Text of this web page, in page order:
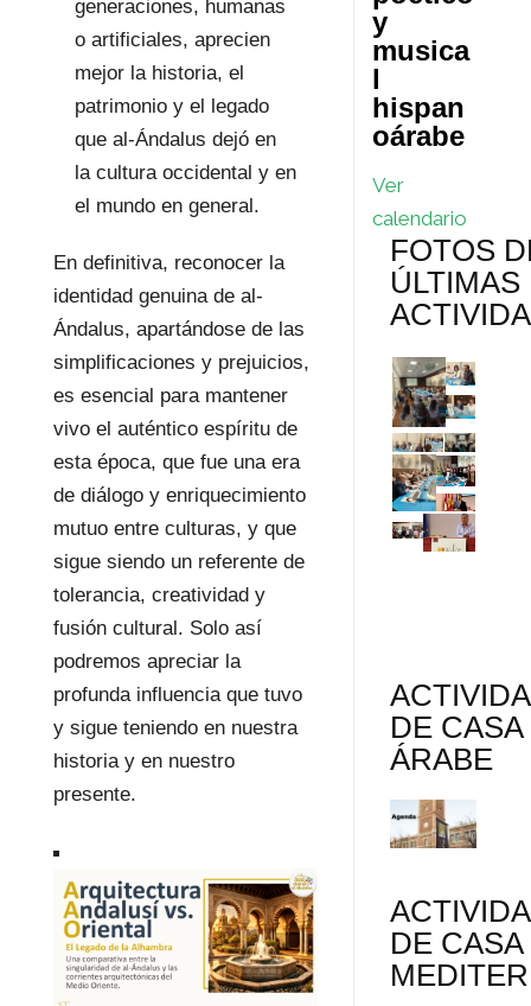
generaciones, humanas
o artificiales, aprecien
mejor la historia, el
patrimonio y el legado
que al-Ándalus dejó en
la cultura occidental y en
el mundo en general.
En definitiva, reconocer la
identidad genuina de al-
Ándalus, apartándose de las
simplificaciones y prejuicios,
es esencial para mantener
vivo el auténtico espíritu de
esta época, que fue una era
de diálogo y enriquecimiento
mutuo entre culturas, y que
sigue siendo un referente de
tolerancia, creatividad y
fusión cultural. Solo así
podremos apreciar la
profunda influencia que tuvo
y sigue teniendo en nuestra
historia y en nuestro
presente.
y
musica
l
hispan
oárabe
Ver
calendario
FOTOS
ÚLTIMAS
DE CASA
ÁRABE
DE CASA